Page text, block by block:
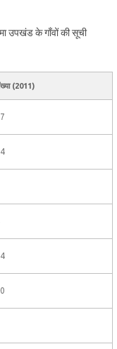
उपखंड के गाँवों की सूची
(2011)